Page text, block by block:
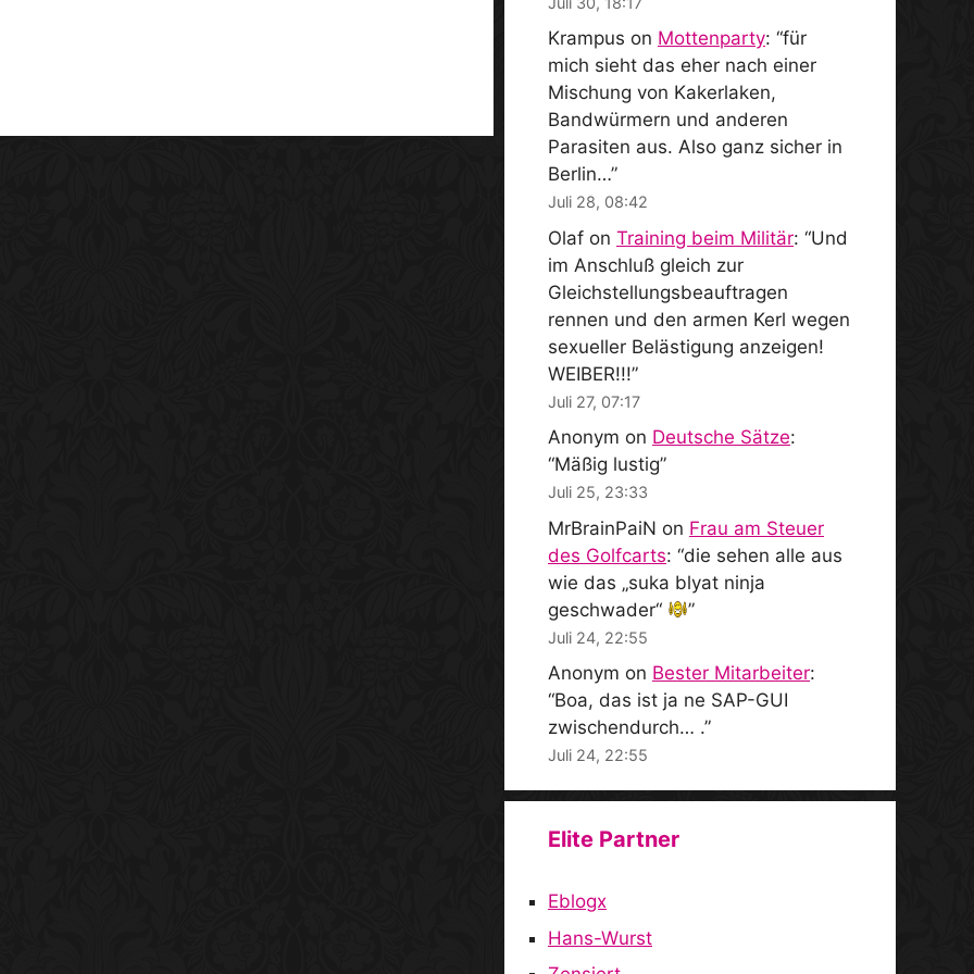
Krampus on Mottenparty: “für
mich sieht das eher nach einer
Mischung von Kakerlaken,
Bandwürmern und anderen
Parasiten aus. Also ganz sicher in
Berlin…”
Juli 28, 08:42
Olaf on Training beim Militär: “Und
im Anschluß gleich zur
Gleichstellungsbeauftragen
rennen und den armen Kerl wegen
sexueller Belästigung anzeigen!
WEIBER!!!”
Juli 27, 07:17
Anonym on Deutsche Sätze:
“Mäßig lustig”
Juli 25, 23:33
MrBrainPaiN on Frau am Steuer
des Golfcarts: “die sehen alle aus
wie das „suka blyat ninja
geschwader“
”
Juli 24, 22:55
Anonym on Bester Mitarbeiter:
“Boa, das ist ja ne SAP-GUI
zwischendurch… .”
Juli 24, 22:55
Elite Partner
Eblogx
Hans-Wurst